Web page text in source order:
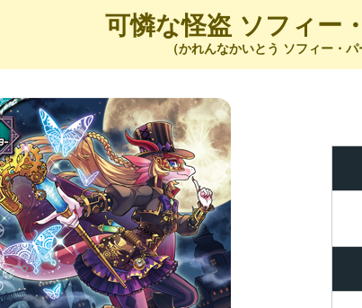
可憐な怪盗 ソフィー
（かれんなかいとう ソフィー・パ